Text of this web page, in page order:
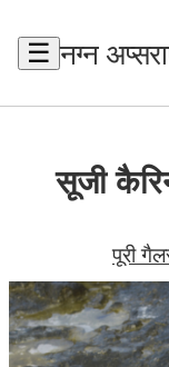
☰ नग्न
सूजी
पूरी